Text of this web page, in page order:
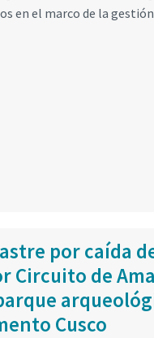
en el marco de la
por caída
Circuito de
Cusco